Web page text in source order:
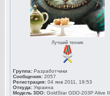
Лучший техник
Группа: Разработчики
Сообщения: 2057
Регистрация: 04 янв 2011, 19:53
Откуда: Украина
Модель 3DO: GoldStar GDO-203P Alive II